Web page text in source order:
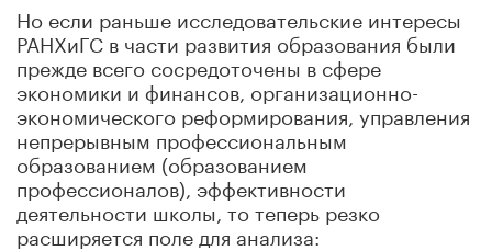
Но если раньше исследовательские интересы
РАНХиГС в части развития образования были
прежде всего сосредоточены в сфере
экономики и финансов, организационно-
экономического реформирования, управления
непрерывным профессиональным
образованием (образованием
профессионалов), эффективности
деятельности школы, то теперь резко
расширяется поле для анализа: